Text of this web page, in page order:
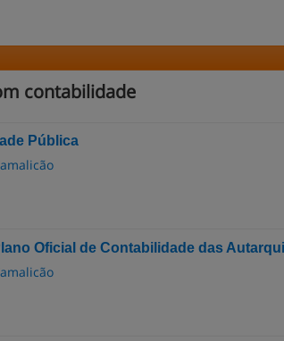
contabilidade
Pública
Oficial de Contabilidade das